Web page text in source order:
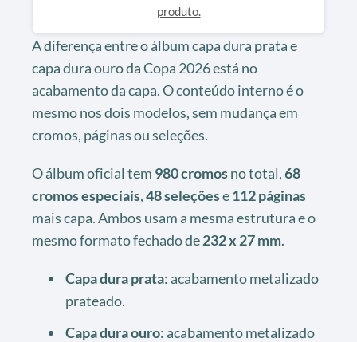
produto.
A diferença entre o álbum capa dura prata e
capa dura ouro da Copa 2026 está no
acabamento da capa. O conteúdo interno é o
mesmo nos dois modelos, sem mudança em
cromos, páginas ou seleções.
O álbum oficial tem 980 cromosno total,68
cromos especiais,48 seleçõese112 páginas
mais capa. Ambos usam a mesma estrutura e o
mesmo formato fechado de232 x 27 mm.
Capa dura prata: acabamento metalizado
prateado.
Capa dura ouro: acabamento metalizado